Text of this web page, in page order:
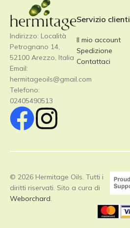
Indirizzo: Località
Petrognano 14,
52100 Arezzo, Italia
Email:
hermitageoils@gmail.com
Telefono:
02405490513
Servizio clienti
Il mio account
Spedizione
Contattaci
© 2026 Hermitage Oils. Tutti i
diritti riservati. Sito a cura di
Weborchard.